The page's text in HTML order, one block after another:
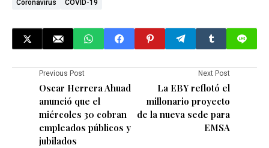
Coronavirus COVID-19
Previous Post
Oscar Herrera Ahuad
anunció que el
miércoles 30 cobran
empleados públicos y
jubilados
Next Post
La EBY reflotó el
millonario proyecto
de la nueva sede para
EMSA